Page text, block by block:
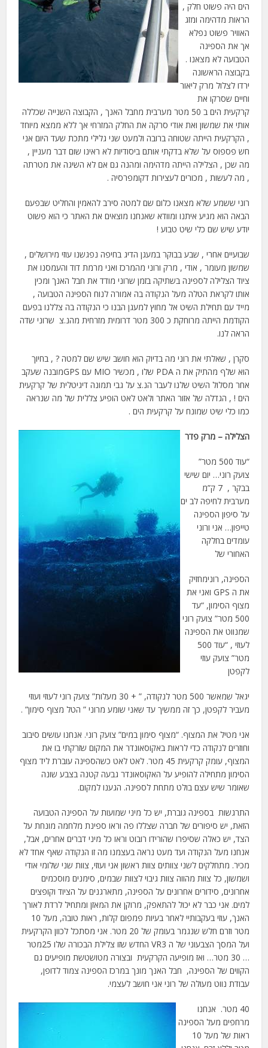
הים היה פשוט חלק ,
הראות מדהימה ומזג
האוויר פשוט נפלא
אך את הספינה
הטבועה לא מצאנו .
בקבוצה הראשונה
ירדו לצלול מרק ליאור
וחיים שסרקו את
קרקעית הים ב 50 מטר מערבית מחבל האנך , הקבוצה השנייה שכללה
אותי את שמשון ואת אודי סרקה את החלק המזרחי אך ללא ממצא מיוחד
, הקרקעית הייתה שטוחה ברובה ולמעט שני גלילי מתכת שעד היום אני
חש פספוס על שלא בדקתי אותם ביסודיות לא ראינו שום דבר מעניין ,
מה שכן , הצלילה הייתה מדהימה ומהנה גם אם לא השיגה את מטרתה
, מה לעשות , מכורים לעצירות דקומפרסיה .
רוני ששמע שלא מצאנו כלום שם למטה סירב להאמין והחליט שבפעם
הבאה הוא מגיע איתנו ומוודא שאנחנו מוצאים את האתר כי הוא פשוט
יודע שיש שם כלי שיט טבוע !
שבועיים אחרי , שבע בבוקר במעגן הדיג בחיפה נפגשנו עוזי מירושלים ,
שמשון מעומר , אודי , מרק ורוני מהמרכז ואני מרמת דוד והעמסנו את
ציוד הצלילה לספינה בשתיקה בזמן שרוני מודד את חבל האנך ומכין
אותו לקראת הטלה מעל הנקודה בה אמורה לנוח הספינה הטבועה ,
מייד עם תחילת השיט אל מחוץ למעגן הבנו כי הנקודה בה צללנו בפעם
הקודמת הייתה מרוחקת כ 300 מטר דרומית מזרחית מהנ.צ שרוני שדה
הראה לנו.
סקרן , שאלתי את רוני מה בדיוק הוא חושב שיש שם למטה ? , בחיוך
הוא שלף מהתיק את ה PDA שלו , מכשיר MIO עם GPSמובנה שעקב
אחר מסלול השיט שלנו לעבר הנ.צ על גבי תמונה דיגיטלית של קרקעית
הים ! , הגדלה של אזור האתר ולאט לאט הופיע צללית של מה שנראה
כמו כלי שיט שמונח על קרקעית הים .
הצלילה – מרק פדר
“עוד 500 מטר”
צועק רוני… יום שישי
בבקר , 7 ק”מ
מערבית לחיפה לב ים
על סיפון הספינה
טייפון… אני ורוני
עומדים בחלקה
האחורי של
הספינה, רונימחזיק
את ה GPS ואני את
מצוף הסימון, “עד
500 מטר” צועק רוני
שמנווט את הספינה
לעוזי , “עוד 500
מטר” צועק עוזי
לקפטן
יגאל שמאשר 500 מטר לנקודה, ” + 30 מעלות” צועק רוני לעוזי ועוזי
מעביר לקפטן, כך זה ממשיך עד שאני שומע מרוני ” הטל מצוף סימון” .
אני מטיל את המצוף. “מצוף סימון במים” צועק רוני. אנחנו עושים סיבוב
וחוזרים לנקודה כדי לראות באקוסאונדר את המקום שזרקתי בו את
המצוף, עומק קרקעית 45 מטר. לאט לאט כשהספינה עוברת ליד מצוף
הסימון מתחילה להופיע על האקוסאונדר גבעה קטנה בצבע שונה
שאומר שיש עצם בולט מתחת לספינה. הגענו למקום.
התרגשות בספינה גוברת, יש כל מיני שמועות על הספינה הטבועה
הזאת, יש סיפורים של חברה שצללו פה וראו ספינת מלחמה מונחת על
הצד, יש כאלה שסיפרו שהורידו רובוט וראו כל מיני דברים אחרים, אבל,
אנחנו מעל הנקודה ועד מעט נראה בעצמנו מה זו הנקודה שאף אחד לא
מכיר. מתחלקים לשני צוותים צוות ראשון אני ועוזי, צוות שני שלומי אודי
ושמשון, כל צוות מהווה צוות גיבוי לצוות שבמים, סימנים מוסכמים
אחרונים, סידורים אחרונים על הספינה, מתארגנים על הציוד וקופצים
למים. אני כבר לא יכול להתאפק, מרוקן את המאזן ומתחיל לרדת לאורך
האנך, עוזי בעקבותיי לאחר בעיות פמפום קלות, ראות טובה, מעל 10
מטר וזרם חלש שנגמר בעומק של 20 מטר. אני מסתכל לכוון הקרקעית
ועל המסך הצבעוני של ה VR3 החדש שזו צלילת הבכורה שלו 25מטר
… 30 מטר… ואז מופיעה הקרקעית ובצורה מטושטשת מופיעים גם
הקווים של הספינה, חבל האנך מונך במרכז הספינה צמוד לדופן,
עבודת נווט מעולה של רוני אני חושב לעצמי.
40 מטר. אנחנו
מרחפים מעל הספינה
ראות של מעל 10